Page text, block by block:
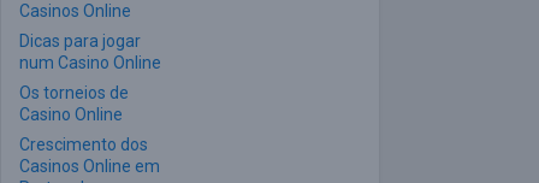
Casinos Online
Dicas para jogar
num Casino Online
Os torneios de
Casino Online
Crescimento dos
Casinos Online em